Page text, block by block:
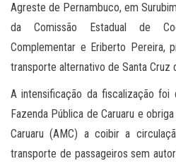
Agreste de Pernambuco, em
da Comissão Estadual de
Complementar e Eriberto Pereira,
transporte alternativo de Santa Cruz
A intensificação da fiscalização foi
Fazenda Pública de Caruaru e
Caruaru (AMC) a coibir a
transporte de passageiros sem